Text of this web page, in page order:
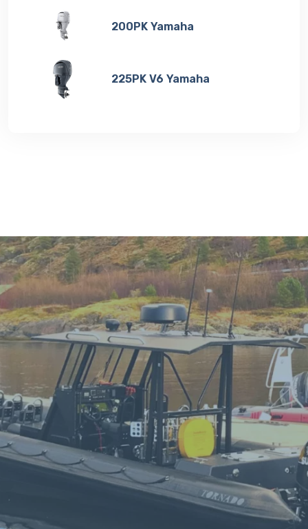
200PK Yamaha
225PK V6 Yamaha